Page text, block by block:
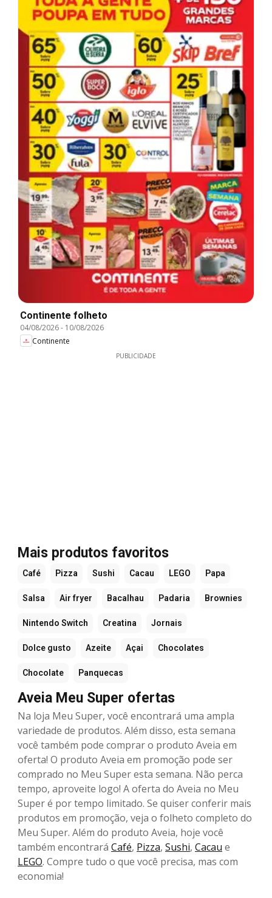
Continente folheto
04/08/2026- 10/08/2026
Continente
PUBLICIDADE
Mais produtos favoritos
Café Pizza Sushi Cacau LEGO Papa
Salsa Air fryer Bacalhau Padaria Brownies
Nintendo Switch Creatina Jornais
Dolce gusto Azeite Açai Chocolates
Chocolate Panquecas
Aveia Meu Super ofertas
Na loja Meu Super, você encontrará uma ampla
variedade de produtos. Além disso, esta semana
você também pode comprar o produto Aveia em
oferta! O produto Aveia em promoção pode ser
comprado no Meu Super esta semana. Não perca
tempo, aproveite logo! A oferta do Aveia no Meu
Super é por tempo limitado. Se quiser conferir mais
produtos em promoção, veja o folheto completo do
Meu Super. Além do produto Aveia, hoje você
também encontrará Café, Pizza, Sushi, Cacau e
LEGO. Compre tudo o que você precisa, mas com
economia!